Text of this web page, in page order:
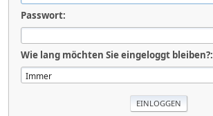
Passwort:
Wie lang möchten Sie eingeloggt bleiben?: